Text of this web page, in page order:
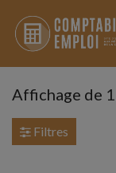
Affichage de 1
Filtres